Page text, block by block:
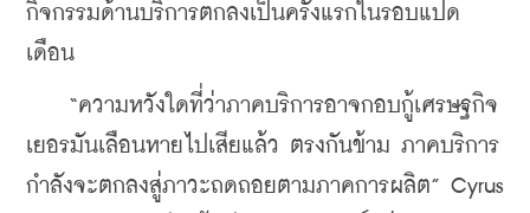
กิจกรรมด้านบริการตกลงเป็นครั้งแรกในรอบแปด
เดือน
“ความหวังใดที่ว่าภาคบริการอาจกอบกู้เศรษฐกิจ
เยอรมันเลือนหายไปเสียแล้ว ตรงกันข้าม ภาคบริการ
กำลังจะตกลงสู่ภาวะถดถอยตามภาคการผลิต” Cyrus